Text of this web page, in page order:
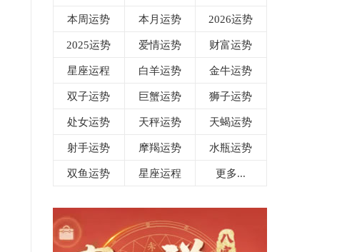
本周运势 本月运势 2026运势
2025运势 爱情运势 财富运势
星座运程 白羊运势 金牛运势
双子运势 巨蟹运势 狮子运势
处女运势 天秤运势 天蝎运势
射手运势 摩羯运势 水瓶运势
双鱼运势 星座运程 更多...